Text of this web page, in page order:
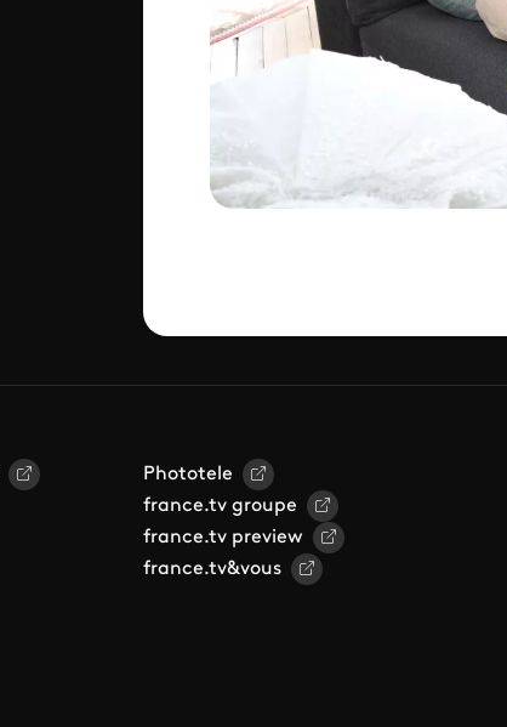
Phototele
france.tv groupe
france.tv preview
france.tv&vous